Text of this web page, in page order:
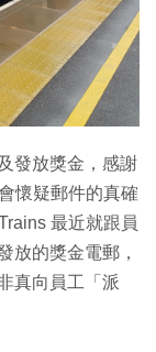
發放獎金，感謝
懷疑郵件的真確
最近就跟員
放的獎金電郵，
真向員工「派